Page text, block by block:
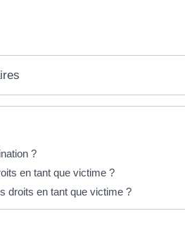
?
en tant que victime ?
droits en tant que victime ?